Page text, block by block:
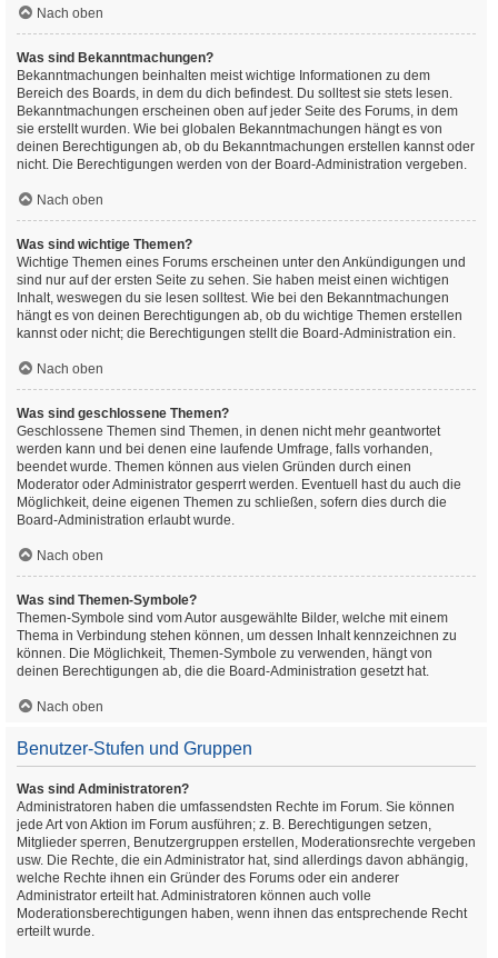
Nach oben
Was sind Bekanntmachungen?
Bekanntmachungen beinhalten meist wichtige Informationen zu dem
Bereich des Boards, in dem du dich befindest. Du solltest sie stets lesen.
Bekanntmachungen erscheinen oben auf jeder Seite des Forums, in dem
sie erstellt wurden. Wie bei globalen Bekanntmachungen hängt es von
deinen Berechtigungen ab, ob du Bekanntmachungen erstellen kannst oder
nicht. Die Berechtigungen werden von der Board-Administration vergeben.
Nach oben
Was sind wichtige Themen?
Wichtige Themen eines Forums erscheinen unter den Ankündigungen und
sind nur auf der ersten Seite zu sehen. Sie haben meist einen wichtigen
Inhalt, weswegen du sie lesen solltest. Wie bei den Bekanntmachungen
hängt es von deinen Berechtigungen ab, ob du wichtige Themen erstellen
kannst oder nicht; die Berechtigungen stellt die Board-Administration ein.
Nach oben
Was sind geschlossene Themen?
Geschlossene Themen sind Themen, in denen nicht mehr geantwortet
werden kann und bei denen eine laufende Umfrage, falls vorhanden,
beendet wurde. Themen können aus vielen Gründen durch einen
Moderator oder Administrator gesperrt werden. Eventuell hast du auch die
Möglichkeit, deine eigenen Themen zu schließen, sofern dies durch die
Board-Administration erlaubt wurde.
Nach oben
Was sind Themen-Symbole?
Themen-Symbole sind vom Autor ausgewählte Bilder, welche mit einem
Thema in Verbindung stehen können, um dessen Inhalt kennzeichnen zu
können. Die Möglichkeit, Themen-Symbole zu verwenden, hängt von
deinen Berechtigungen ab, die die Board-Administration gesetzt hat.
Nach oben
Benutzer-Stufen und Gruppen
Was sind Administratoren?
Administratoren haben die umfassendsten Rechte im Forum. Sie können
jede Art von Aktion im Forum ausführen; z. B. Berechtigungen setzen,
Mitglieder sperren, Benutzergruppen erstellen, Moderationsrechte vergeben
usw. Die Rechte, die ein Administrator hat, sind allerdings davon abhängig,
welche Rechte ihnen ein Gründer des Forums oder ein anderer
Administrator erteilt hat. Administratoren können auch volle
Moderationsberechtigungen haben, wenn ihnen das entsprechende Recht
erteilt wurde.